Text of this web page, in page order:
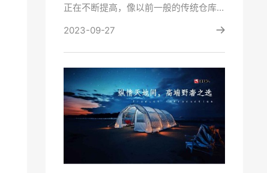
正在不断提高，像以前一般的传统仓库
料仓相比传统结构建···
2023-09-27